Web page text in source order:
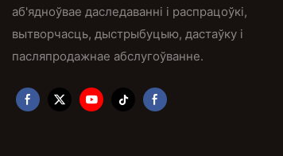
аб'ядноўвае даследаванні і распрацоўкі,
вытворчасць, дыстрыбуцыю, дастаўку і
пасляпродажнае абслугоўванне.